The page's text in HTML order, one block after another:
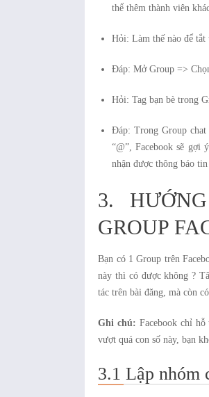
thể thêm thành viên
Hỏi: Làm thế nào để tắt
Đáp: Mở Group =>
Hỏi: Tag bạn bè trong
Đáp: Trong Group chat
“@”, Facebook sẽ gợi
nhận được thông báo tin
3.
GROUP
Bạn có 1 Group trên
này thì có được không ?
tác trên bài đăng, mà còn
Ghi chú: Facebook chỉ
vượt quá con số này, bạn
3.1 Lập nhóm